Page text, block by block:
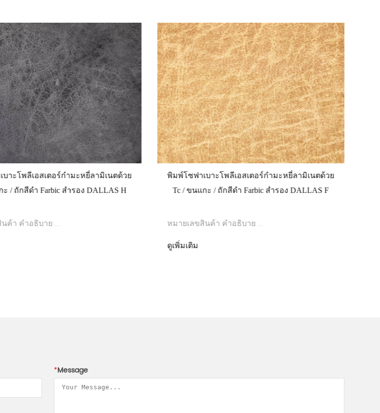
าะโพลีเอสเตอร์กำมะหยี่ลามิเนตด้วย
ะ / ถักสีดำ Farbic สำรอง DALLAS H
ค้า คำอธิบาย ...
พิมพ์โซฟาเบาะโพลีเอสเตอร์กำมะหยี่ลามิเนตด้วย
Tc / ขนแกะ / ถักสีดำ Farbic สำรอง DALLAS F
หมายเลขสินค้า คำอธิบาย ...
ดูเพิ่มเติม
*Message